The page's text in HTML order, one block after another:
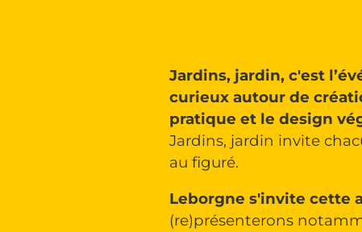
Jardins, jardin, c'est
curieux autour de
pratique et le design
Jardins, jardin invite
au figuré.
Leborgne s'invite cette
(re)présenterons